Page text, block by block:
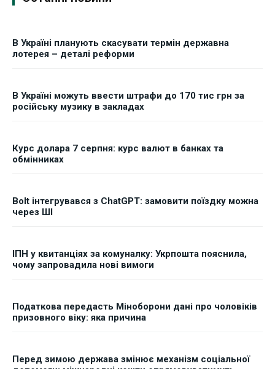
В Україні планують скасувати термін державна
лотерея – деталі реформи
В Україні можуть ввести штрафи до 170 тис грн за
російську музику в закладах
Курс долара 7 серпня: курс валют в банках та
обмінниках
Bolt інтегрувався з ChatGPT: замовити поїздку можна
через ШІ
ІПН у квитанціях за комуналку: Укрпошта пояснила,
чому запровадила нові вимоги
Податкова передасть Міноборони дані про чоловіків
призовного віку: яка причина
Перед зимою держава змінює механізм соціальної